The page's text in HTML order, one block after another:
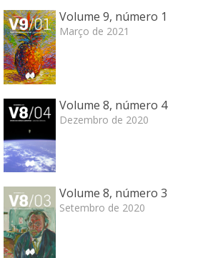
Volume 9, número 1
Março de 2021
Volume 8, número 4
Dezembro de 2020
Volume 8, número 3
Setembro de 2020